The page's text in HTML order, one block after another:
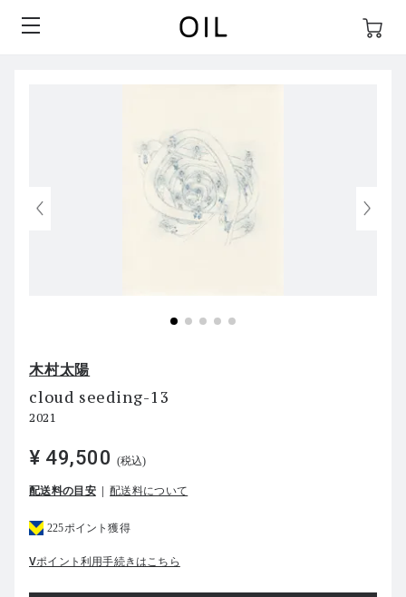
木村太陽
cloud seeding-13
2021
¥ 49,500 (税込)
配送料の目安 配送料について
225ポイント獲得
Vポイント利用手続きはこちら